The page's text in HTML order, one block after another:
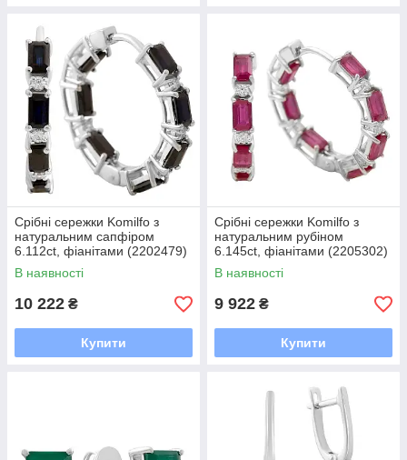
Срібні сережки Komilfo з
натуральним сапфіром
6.112ct, фіанітами (2202479)
В наявності
10 222 ₴
Купити
Срібні сережки Komilfo з
натуральним рубіном
6.145ct, фіанітами (2205302)
В наявності
9 922 ₴
Купити